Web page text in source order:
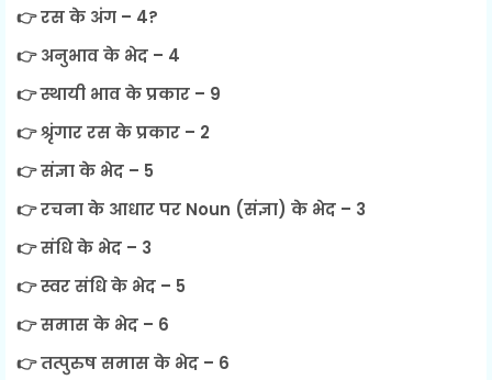
👉 रस के अंग – 4?
👉 अनुभाव के भेद – 4
👉 स्थायी भाव के प्रकार – 9
👉 श्रृंगार रस के प्रकार – 2
👉 संज्ञा के भेद – 5
👉 रचना के आधार पर Noun (संज्ञा) के भेद – 3
👉 संधि के भेद – 3
👉 स्वर संधि के भेद – 5
👉 समास के भेद – 6
👉 तत्पुरुष समास के भेद – 6